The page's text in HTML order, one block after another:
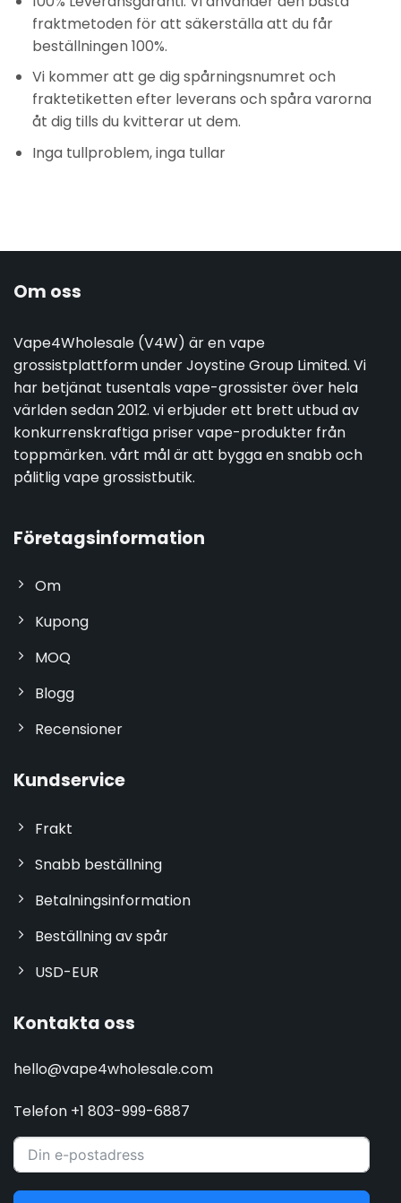
fraktmetoden för att säkerställa att du får
beställningen 100%.
Vi kommer att ge dig spårningsnumret och
fraktetiketten efter leverans och spåra varorna
åt dig tills du kvitterar ut dem.
Inga tullproblem, inga tullar
Om oss
Vape4Wholesale (V4W) är en vape
grossistplattform under Joystine Group Limited. Vi
har betjänat tusentals vape-grossister över hela
världen sedan 2012. vi erbjuder ett brett utbud av
konkurrenskraftiga priser vape-produkter från
toppmärken. vårt mål är att bygga en snabb och
pålitlig vape grossistbutik.
Företagsinformation
Om
Kupong
MOQ
Blogg
Recensioner
Kundservice
Frakt
Snabb beställning
Betalningsinformation
Beställning av spår
USD-EUR
Kontakta oss
hello@vape4wholesale.com
Telefon +1 803-999-6887